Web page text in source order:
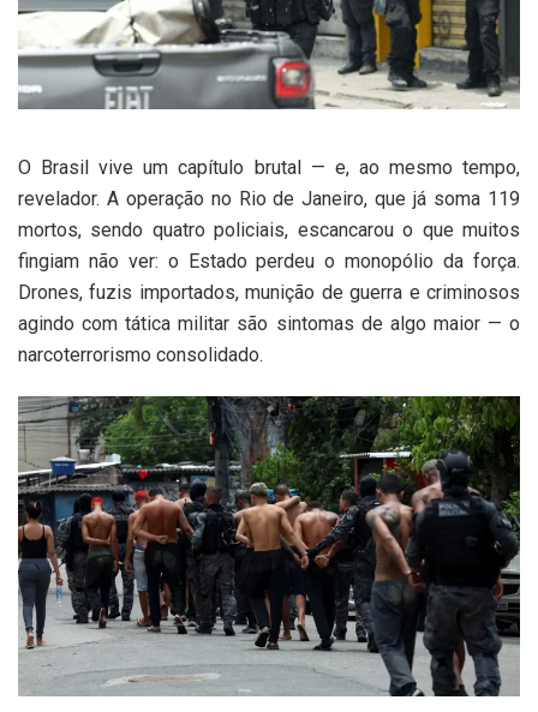
O Brasil vive um capítulo brutal — e, ao mesmo tempo,
revelador. A operação no Rio de Janeiro, que já soma 119
mortos, sendo quatro policiais, escancarou o que muitos
fingiam não ver: o Estado perdeu o monopólio da força.
Drones, fuzis importados, munição de guerra e criminosos
agindo com tática militar são sintomas de algo maior — o
narcoterrorismo consolidado.